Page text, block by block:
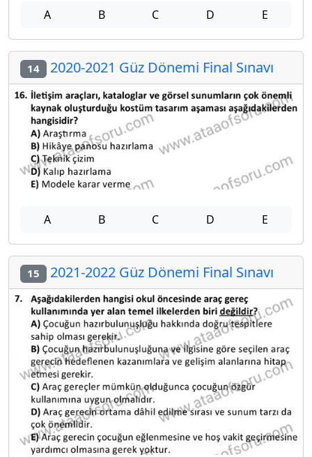
A B C D E
14 2020-2021 Güz Dönemi Final Sınavı
A B C D E
15 2021-2022 Güz Dönemi Final Sınavı